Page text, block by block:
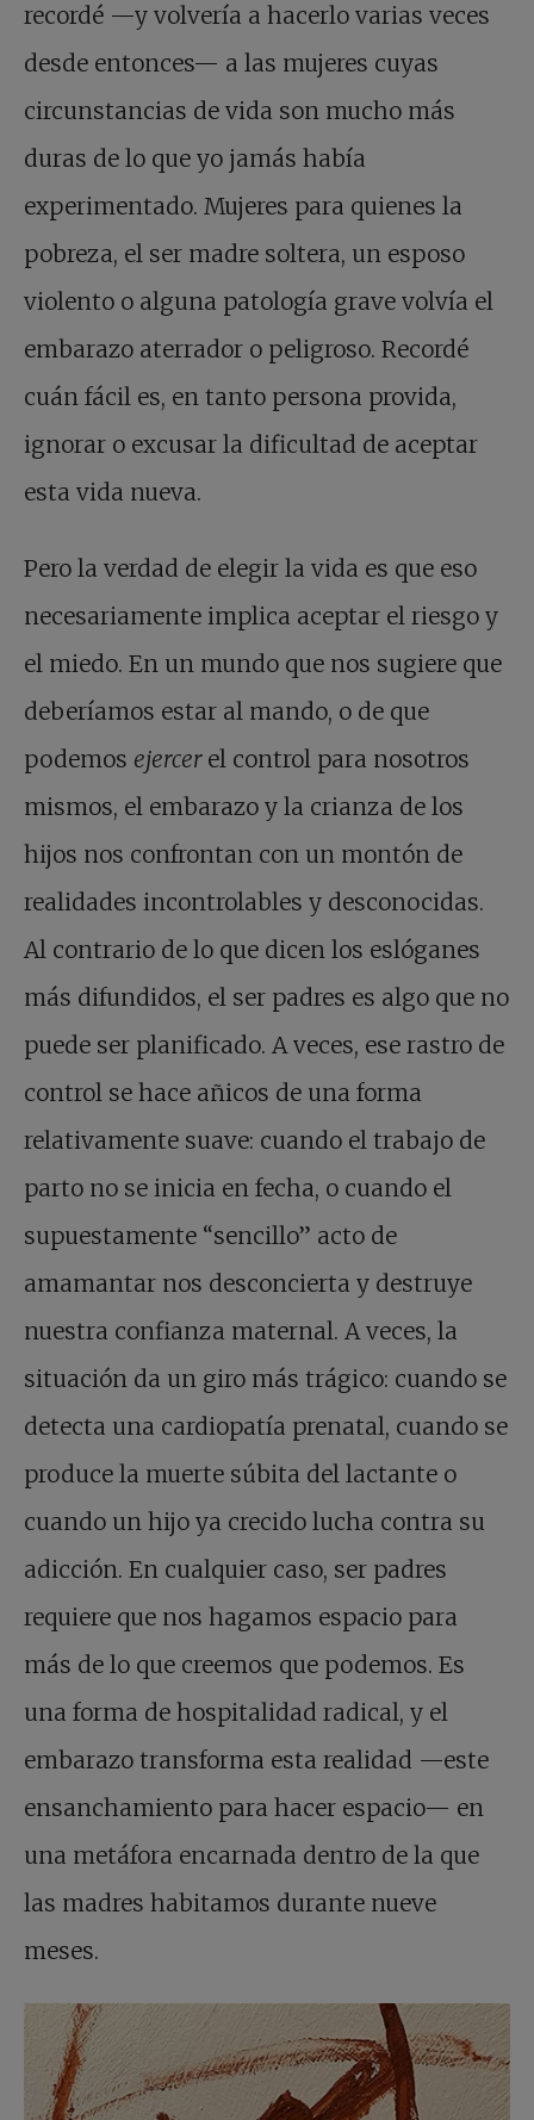
recordé —y volvería a hacerlo varias veces
desde entonces— a las mujeres cuyas
circunstancias de vida son mucho más
duras de lo que yo jamás había
experimentado. Mujeres para quienes la
pobreza, el ser madre soltera, un esposo
violento o alguna patología grave volvía el
embarazo aterrador o peligroso. Recordé
cuán fácil es, en tanto persona provida,
ignorar o excusar la dificultad de aceptar
esta vida nueva.
Pero la verdad de elegir la vida es que eso
necesariamente implica aceptar el riesgo y
el miedo. En un mundo que nos sugiere que
deberíamos estar al mando, o de que
podemos ejercer el control para nosotros
mismos, el embarazo y la crianza de los
hijos nos confrontan con un montón de
realidades incontrolables y desconocidas.
Al contrario de lo que dicen los eslóganes
más difundidos, el ser padres es algo que no
puede ser planificado. A veces, ese rastro de
control se hace añicos de una forma
relativamente suave: cuando el trabajo de
parto no se inicia en fecha, o cuando el
supuestamente “sencillo” acto de
amamantar nos desconcierta y destruye
nuestra confianza maternal. A veces, la
situación da un giro más trágico: cuando se
detecta una cardiopatía prenatal, cuando se
produce la muerte súbita del lactante o
cuando un hijo ya crecido lucha contra su
adicción. En cualquier caso, ser padres
requiere que nos hagamos espacio para
más de lo que creemos que podemos. Es
una forma de hospitalidad radical, y el
embarazo transforma esta realidad —este
ensanchamiento para hacer espacio— en
una metáfora encarnada dentro de la que
las madres habitamos durante nueve
meses.